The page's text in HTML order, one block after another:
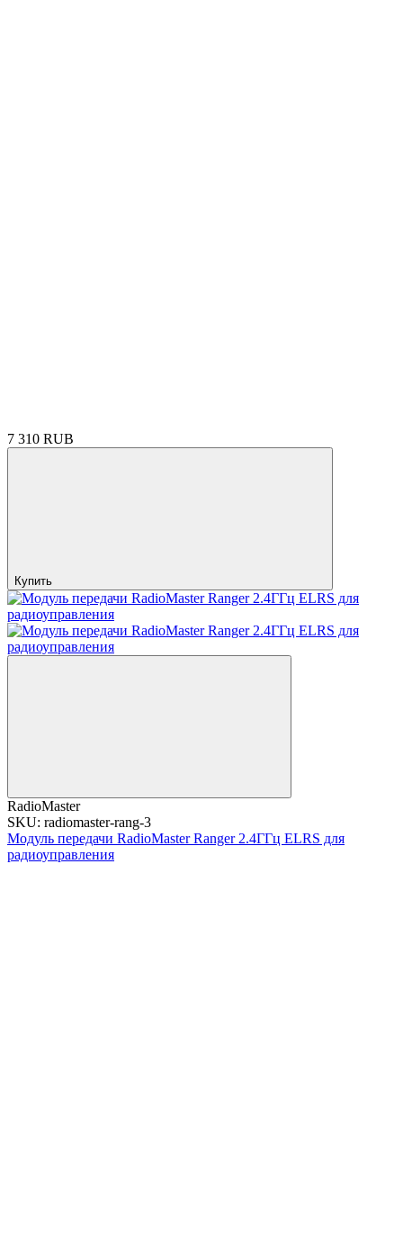
7 310 RUB
Купить
RadioMaster
SKU: radiomaster-rang-3
Модуль передачи RadioMaster Ranger 2.4ГГц ELRS для
радиоуправления